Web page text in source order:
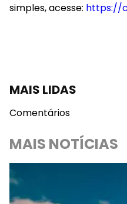
simples, acesse: https://
MAIS LIDAS
Comentários
MAIS NOTÍCIAS